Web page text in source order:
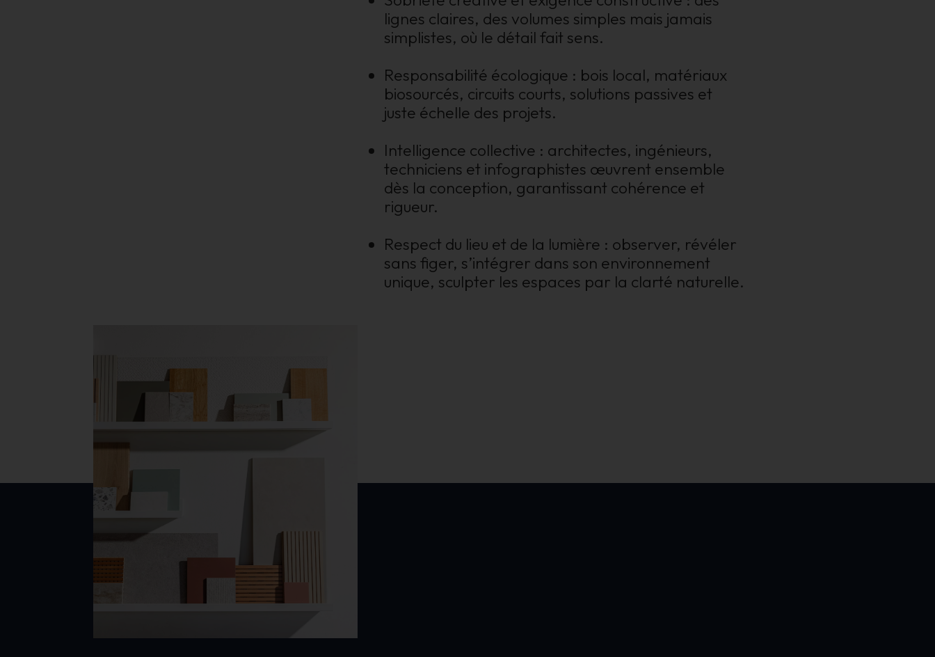
lignes claires, des volumes simples mais jamais
simplistes, où le détail fait sens.
Responsabilité écologique : bois local, matériaux
biosourcés, circuits courts, solutions passives et
juste échelle des projets.
Intelligence collective : architectes, ingénieurs,
techniciens et infographistes œuvrent ensemble
dès la conception, garantissant cohérence et
rigueur.
Respect du lieu et de la lumière : observer, révéler
sans figer, s’intégrer dans son environnement
unique, sculpter les espaces par la clarté naturelle.